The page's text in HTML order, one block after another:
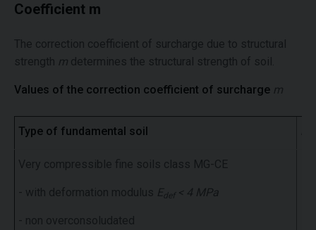
Coefficient m
The correction coefficient of surcharge due to structural
strength m determines the structural strength of soil.
Values of the correction coefficient of surcharge m
Type of fundamental soil
Very compressible fine soils class MG-CE
- with deformation modulus E def < 4 MPa
- non overconsoludated